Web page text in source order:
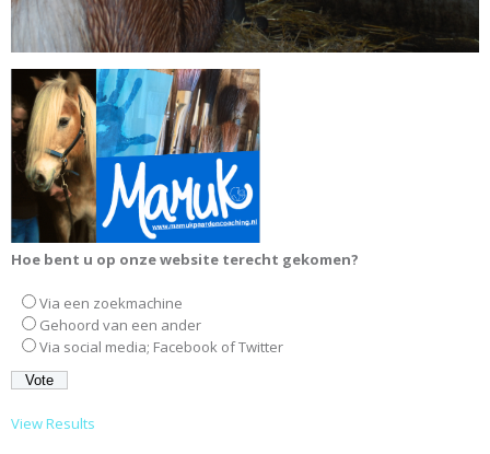
Hoe bent u op onze website terecht gekomen?
Via een zoekmachine
Gehoord van een ander
Via social media; Facebook of Twitter
View Results